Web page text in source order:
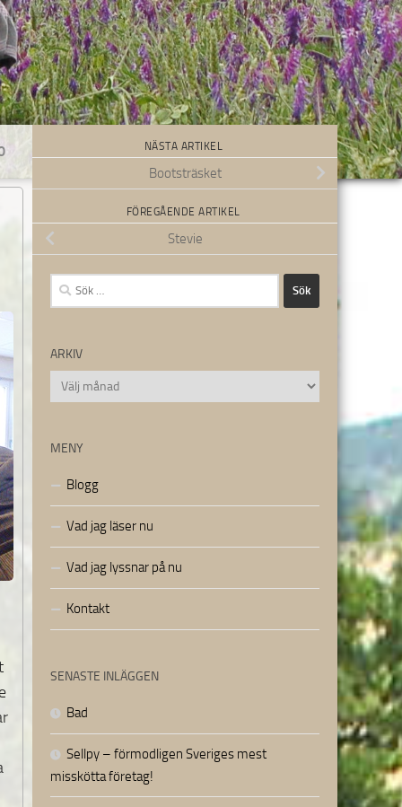
NÄSTA ARTIKEL
Bootsträsket
FÖREGÅENDE ARTIKEL
Stevie
Sök
efter:
ARKIV
Arkiv
MENY
Blogg
Vad jag läser nu
Vad jag lyssnar på nu
Kontakt
SENASTE INLÄGGEN
Bad
Sellpy – förmodligen Sveriges mest
misskötta företag!